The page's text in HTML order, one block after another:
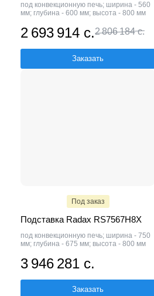
под конвекционную печь; ширина - 560
мм; глубина - 600 мм; высота - 800 мм
2 693 914 с.2 806 184 с.
Заказать
Под заказ
Подставка Radax RS7567H8X
под конвекционную печь; ширина - 750
мм; глубина - 675 мм; высота - 800 мм
3 946 281 с.
Заказать